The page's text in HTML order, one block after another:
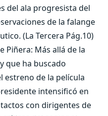
del ala progresista del
de la falange
(La Tercera Pág.10)
Piñera: Más allá de la
que ha buscado
estreno de la película
intensificó en
con dirigentes de